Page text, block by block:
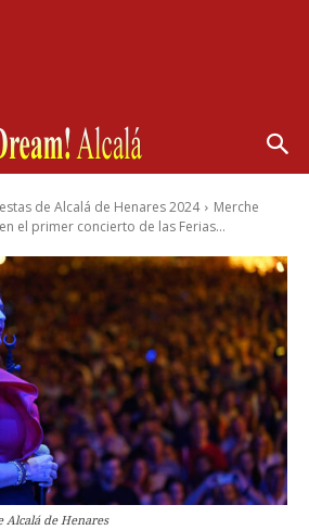
de Alcalá de Henares 2024
Merche
el primer concierto de las Ferias...
Alcalá de Henares